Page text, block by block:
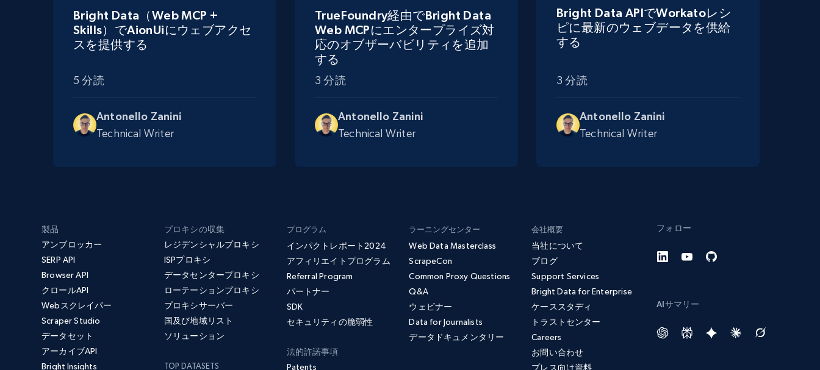
Antonello Zanini
Technical Writer
Bright Data（Web MCP +
Skills）でAionUiにウェブアクセ
スを提供する
5 分読
Antonello Zanini
Technical Writer
TrueFoundry経由でBright Data
Web MCPにエンタープライズ対
応のオブザーバビリティを追加
する
3 分読
Antonello Zanini
Technical Writer
Bright Data APIでWorkatoレシ
ピに最新のウェブデータを供給
する
3 分読
製品
アンブロッカー
SERP API
Browser API
クロールAPI
Webスクレイパー
Scraper Studio
データセット
アーカイブAPI
Bright Insights
プロキシの収集
レジデンシャルプロキシ
ISPプロキシ
データセンタープロキシ
ローテーションプロキシ
プロキシサーバー
国及び地域リスト
ソリューション
TOP DATASETS
プログラム
インパクトレポート2024
アフィリエイトプログラム
Referral Program
パートナー
SDK
セキュリティの脆弱性
法的許諾事項
Patents
ラーニングセンター
Web Data Masterclass
ScrapeCon
Common Proxy Questions
Q&A
ウェビナー
Data for Journalists
データドキュメンタリー
会社概要
当社について
ブログ
Support Services
Bright Data for Enterprise
ケーススタディ
トラストセンター
Careers
お問い合わせ
プレス向け資料
フォロー
AIサマリー